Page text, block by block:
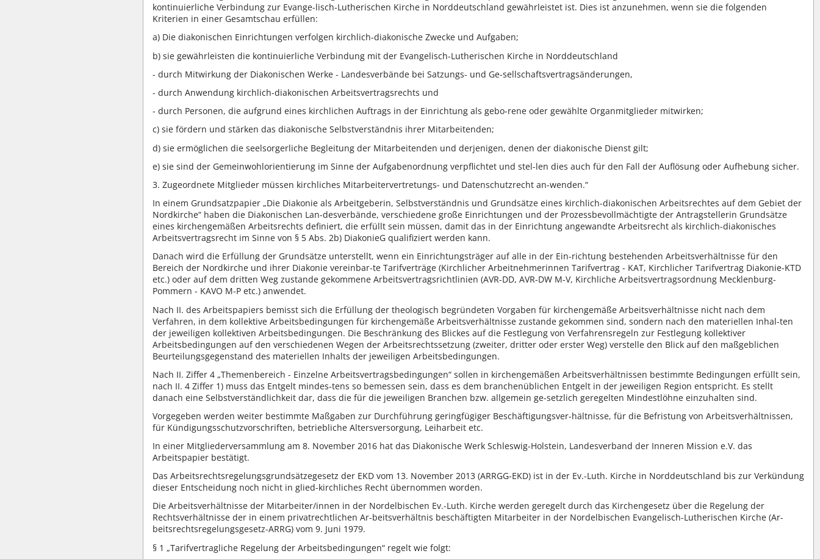
kontinuierliche Verbindung zur Evange-lisch-Lutherischen Kirche in Norddeutschland gewährleistet ist. Dies ist anzunehmen, wenn sie die folgenden
Kriterien in einer Gesamtschau erfüllen:
a) Die diakonischen Einrichtungen verfolgen kirchlich-diakonische Zwecke und Aufgaben;
b) sie gewährleisten die kontinuierliche Verbindung mit der Evangelisch-Lutherischen Kirche in Norddeutschland
- durch Mitwirkung der Diakonischen Werke - Landesverbände bei Satzungs- und Ge-sellschaftsvertragsänderungen,
- durch Anwendung kirchlich-diakonischen Arbeitsvertragsrechts und
- durch Personen, die aufgrund eines kirchlichen Auftrags in der Einrichtung als gebo-rene oder gewählte Organmitglieder mitwirken;
c) sie fördern und stärken das diakonische Selbstverständnis ihrer Mitarbeitenden;
d) sie ermöglichen die seelsorgerliche Begleitung der Mitarbeitenden und derjenigen, denen der diakonische Dienst gilt;
e) sie sind der Gemeinwohlorientierung im Sinne der Aufgabenordnung verpflichtet und stel-len dies auch für den Fall der Auflösung oder Aufhebung sicher.
3. Zugeordnete Mitglieder müssen kirchliches Mitarbeitervertretungs- und Datenschutzrecht an-wenden.“
In einem Grundsatzpapier „Die Diakonie als Arbeitgeberin, Selbstverständnis und Grundsätze eines kirchlich-diakonischen Arbeitsrechtes auf dem Gebiet der
Nordkirche“ haben die Diakonischen Lan-desverbände, verschiedene große Einrichtungen und der Prozessbevollmächtigte der Antragstellerin Grundsätze
eines kirchengemäßen Arbeitsrechts definiert, die erfüllt sein müssen, damit das in der Einrichtung angewandte Arbeitsrecht als kirchlich-diakonisches
Arbeitsvertragsrecht im Sinne von § 5 Abs. 2b) DiakonieG qualifiziert werden kann.
Danach wird die Erfüllung der Grundsätze unterstellt, wenn ein Einrichtungsträger auf alle in der Ein-richtung bestehenden Arbeitsverhältnisse für den
Bereich der Nordkirche und ihrer Diakonie vereinbar-te Tarifverträge (Kirchlicher Arbeitnehmerinnen Tarifvertrag - KAT, Kirchlicher Tarifvertrag Diakonie-KTD
etc.) oder auf dem dritten Weg zustande gekommene Arbeitsvertragsrichtlinien (AVR-DD, AVR-DW M-V, Kirchliche Arbeitsvertragsordnung Mecklenburg-
Pommern - KAVO M-P etc.) anwendet.
Nach II. des Arbeitspapiers bemisst sich die Erfüllung der theologisch begründeten Vorgaben für kirchengemäße Arbeitsverhältnisse nicht nach dem
Verfahren, in dem kollektive Arbeitsbedingungen für kirchengemäße Arbeitsverhältnisse zustande gekommen sind, sondern nach den materiellen Inhal-ten
der jeweiligen kollektiven Arbeitsbedingungen. Die Beschränkung des Blickes auf die Festlegung von Verfahrensregeln zur Festlegung kollektiver
Arbeitsbedingungen auf den verschiedenen Wegen der Arbeitsrechtssetzung (zweiter, dritter oder erster Weg) verstelle den Blick auf den maßgeblichen
Beurteilungsgegenstand des materiellen Inhalts der jeweiligen Arbeitsbedingungen.
Nach II. Ziffer 4 „Themenbereich - Einzelne Arbeitsvertragsbedingungen“ sollen in kirchengemäßen Arbeitsverhältnissen bestimmte Bedingungen erfüllt sein,
nach II. 4 Ziffer 1) muss das Entgelt mindes-tens so bemessen sein, dass es dem branchenüblichen Entgelt in der jeweiligen Region entspricht. Es stellt
danach eine Selbstverständlichkeit dar, dass die für die jeweiligen Branchen bzw. allgemein ge-setzlich geregelten Mindestlöhne einzuhalten sind.
Vorgegeben werden weiter bestimmte Maßgaben zur Durchführung geringfügiger Beschäftigungsver-hältnisse, für die Befristung von Arbeitsverhältnissen,
für Kündigungsschutzvorschriften, betriebliche Altersversorgung, Leiharbeit etc.
In einer Mitgliederversammlung am 8. November 2016 hat das Diakonische Werk Schleswig-Holstein, Landesverband der Inneren Mission e.V. das
Arbeitspapier bestätigt.
Das Arbeitsrechtsregelungsgrundsätzegesetz der EKD vom 13. November 2013 (ARRGG-EKD) ist in der Ev.-Luth. Kirche in Norddeutschland bis zur Verkündung
dieser Entscheidung noch nicht in glied-kirchliches Recht übernommen worden.
Die Arbeitsverhältnisse der Mitarbeiter/innen in der Nordelbischen Ev.-Luth. Kirche werden geregelt durch das Kirchengesetz über die Regelung der
Rechtsverhältnisse der in einem privatrechtlichen Ar-beitsverhältnis beschäftigten Mitarbeiter in der Nordelbischen Evangelisch-Lutherischen Kirche (Ar-
beitsrechtsregelungsgesetz-ARRG) vom 9. Juni 1979.
§ 1 „Tarifvertragliche Regelung der Arbeitsbedingungen“ regelt wie folgt: